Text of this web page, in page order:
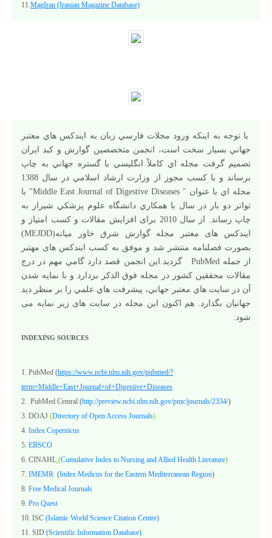
11.MagIran (Iranian Magazine Database)
با توجه به اينکه ورود مجلات فارسي زبان به ايندکس هاي معتبر
جهاني بسيار سخت است، انجمن متخصصين گوارش و کبد ايران
تصميم گرفت مجله اي کاملاً انگليسي با گستره جهاني به چاپ
برساند و با کسب مجوز از وزارت ارشاد اسلامي در سال 1388
مجله اي با عنوان " Middle East Journal of Digestive Diseases" با
تواتر دو بار در سال با همکاري دانشگاه علوم پزشکي شيراز به
چاپ رساند. از سال 2010 برای افزایش مقالات و کسب امتیاز و
ایندکس های معتبر مجله گوارش شرق خاور میانه(MEJDD)
بصورت فصلنامه منتشر شد و موفق به کسب ایندکس های مهتبر
از جمله PubMed گردید.اين انجمن قصد دارد گامي مهم در درج
مقالات محققين کشور در مجله فوق الذکر بردارد و با نمايه شدن
آن در سايت هاي معتبر جهاني، پيشرفت هاي علمي را بر منظر ديد
جهانيان بگذارد. هم اکنون این مجله در سایت های زیر نمایه می
شود.
INDEXING SOURCES
1. PubMed (https://www.ncbi.nlm.nih.gov/pubmed/?
term=Middle+East+Journal+of+Digestive+Diseases
2. PubMed Central (http://preview.ncbi.nlm.nih.gov/pmc/journals/2334/)
3. DOAJ (Directory of Open Access Journals)
4. Index Copernicus
5. EBSCO
6. CINAHL (Cumulative Index to Nursing and Allied Health Literature)
7. IMEMR (Index Medicus for the Eastern Mediterranean Region)
8. Free Medical Journals
9. Pro Quest
10. ISC (Islamic World Science Citation Center)
11. SID (Scientific Information Database)